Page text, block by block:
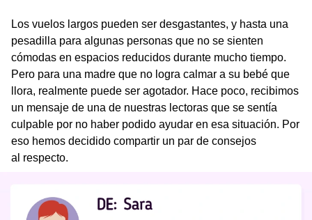
Los vuelos largos pueden ser desgastantes, y hasta una
pesadilla para algunas personas que no se sienten
cómodas en espacios reducidos durante mucho tiempo.
Pero para una madre que no logra calmar a su bebé que
llora, realmente puede ser agotador. Hace poco, recibimos
un mensaje de una de nuestras lectoras que se sentía
culpable por no haber podido ayudar en esa situación. Por
eso hemos decidido compartir un par de consejos
al respecto.